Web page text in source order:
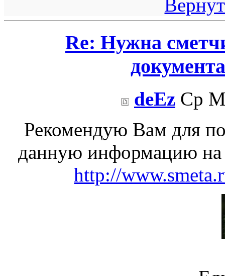
Re: Нужна
deEz Ср
Рекомендую Вам для
данную информацию на
http://